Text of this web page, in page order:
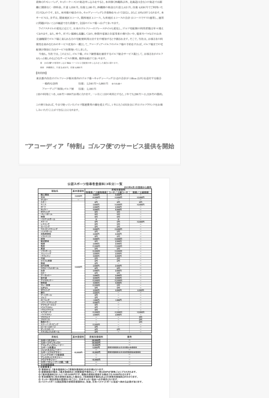
“アコーディア『特割』ゴルフ便”のサービス提供を開始